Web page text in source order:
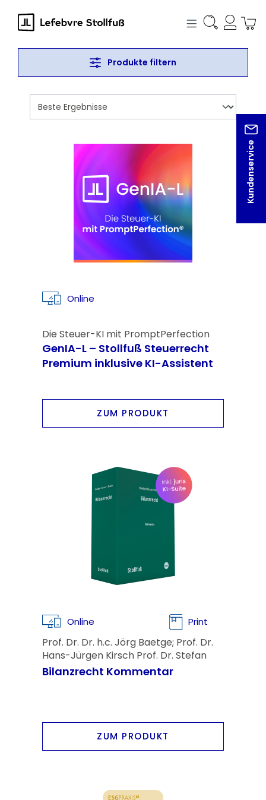
springen
Kundenservice
Produkte filtern
Online
Die Steuer-KI mit PromptPerfection
GenIA-L – Stollfuß Steuerrecht
Premium inklusive KI-Assistent
ZUM PRODUKT
Online Print
Prof. Dr. Dr. h.c. Jörg Baetge; Prof. Dr.
Hans-Jürgen Kirsch Prof. Dr. Stefan
Thiele
Bilanzrecht Kommentar
ZUM PRODUKT